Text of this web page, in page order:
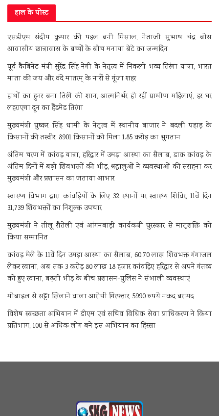
हाल के पोस्ट
एसडीएम संदीप कुमार की पहल बनी मिसाल, नेताजी सुभाष चंद्र बोस
आवासीय छात्रावास के बच्चों के बीच मनाया बेटे का जन्मदिन
पूर्व कैबिनेट मंत्री सुरेंद्र सिंह नेगी के नेतृत्व में निकली भव्य तिरंगा यात्रा, भारत
माता की जय और वंदे मातरम् के नारों से गूंजा शहर
हाथों का हुनर बना तिरंगे की शान, आत्मनिर्भर हो रहीं ग्रामीण महिलाएं, हर घर
लहराएगा दून का हैंडमेड तिरंगा
मुख्यमंत्री पुष्कर सिंह धामी के नेतृत्व में स्थानीय बाजार ने बदली पहाड़ के
किसानों की तस्वीर, 8901 किसानों को मिला 1.85 करोड़ का भुगतान
अंतिम चरण में कांवड़ यात्रा, हरिद्वार में उमड़ा आस्था का सैलाब, डाक कांवड़ के
अंतिम दिनों में बढ़ी शिवभक्तों की भीड़, श्रद्धालुओं ने व्यवस्थाओं की सराहना कर
मुख्यमंत्री और प्रशासन का जताया आभार
स्वास्थ्य विभाग द्वारा कांवड़ियों के लिए 32 स्थानों पर स्वास्थ्य शिविर, 11वें दिन
31,739 शिवभक्तों का निशुल्क उपचार
मुख्यमंत्री ने तीलू रौतेली एवं आंगनबाड़ी कार्यकत्री पुरस्कार से मातृशक्ति को
किया सम्मानित
कांवड़ मेले के 11वें दिन उमड़ा आस्था का सैलाब, 60.70 लाख शिवभक्त गंगाजल
लेकर रवाना, अब तक 3 करोड़ 80 लाख 18 हजार कांवड़िए हरिद्वार से अपने गंतव्य
को हुए रवाना, बढ़ती भीड़ के बीच प्रशासन-पुलिस ने संभाली व्यवस्थाएं
मोबाइल से सट्टा खिलाने वाला आरोपी गिरफ्तार, 5990 रुपये नकद बरामद
विशेष स्वच्छता अभियान में डीएम एवं सचिव विधिक सेवा प्राधिकरण ने किया
प्रतिभाग, 100 से अधिक लोग बने इस अभियान का हिस्सा